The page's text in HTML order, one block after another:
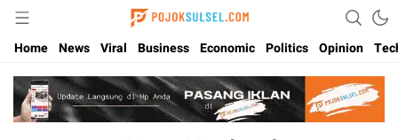
Pojoksulsel.com
Update Kabar Hits Sulsel, Langsung di Pojoksulsel.com
Home News Viral Business Economic Politics Opinion